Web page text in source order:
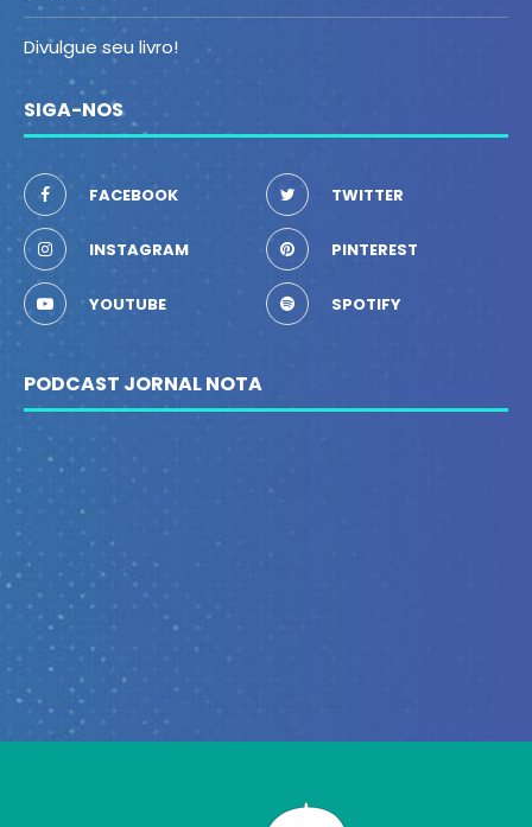
Divulgue seu livro!
SIGA-NOS
FACEBOOK TWITTER
INSTAGRAM PINTEREST
YOUTUBE SPOTIFY
PODCAST JORNAL NOTA